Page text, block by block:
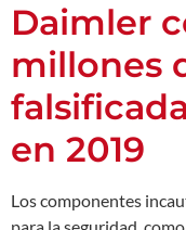
Daimler
millones
en 2019
Los componentes